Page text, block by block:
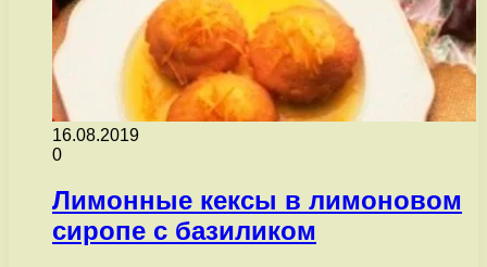
16.08.2019
0
Лимонные кексы в лимоновом
сиропе с базиликом